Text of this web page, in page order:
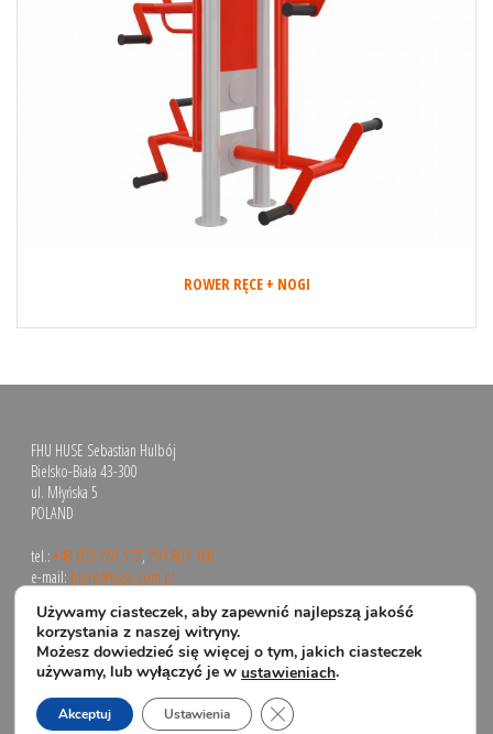
ROWER RĘCE + NOGI
FHU HUSE Sebastian Hulbój
Bielsko-Biała 43-300
ul. Młyńska 5
POLAND
tel.:+48 600 269 537,793 803 160
e-mail: biuro@huse.com.pl
Używamy ciasteczek, aby zapewnić najlepszą jakość
korzystania z naszej witryny.
Możesz dowiedzieć się więcej o tym, jakich ciasteczek
używamy, lub wyłączyć je w ustawieniach.
Akceptuj Ustawienia Zamknij panel powiadomień o